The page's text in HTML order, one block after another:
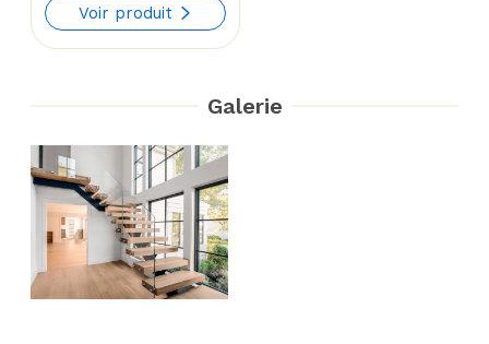
range:
$60.55
$62.43
Voir produit
Galerie